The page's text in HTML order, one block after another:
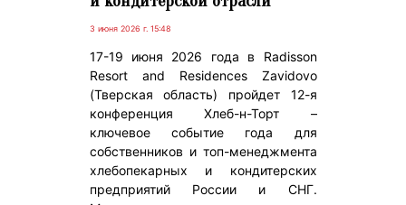
3 июня 2026 г. 15:48
17-19 июня 2026 года в Radisson
Resort and Residences Zavidovo
(Тверская область) пройдет 12-я
конференция Хлеб-н-Торт –
ключевое событие года для
собственников и топ-менеджмента
хлебопекарных и кондитерских
предприятий России и СНГ.